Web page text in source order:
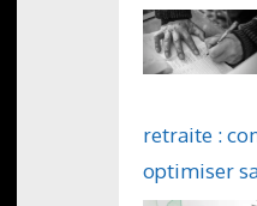
retraite :
optimiser